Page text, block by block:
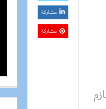
مشاركة
مشاركة